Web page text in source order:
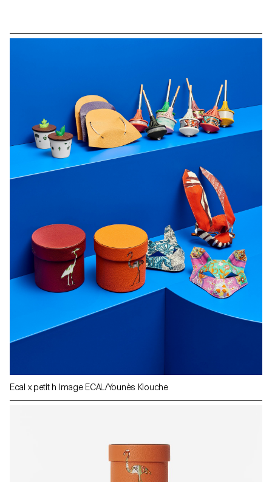
Ecal x petit h Image ECAL/Younès Klouche